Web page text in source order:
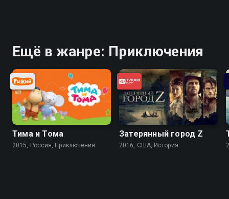
Ещё в жанре: Приключения
Тима и Тома
2015, Россия, Приключения
Затерянный город Z
2016, США, История